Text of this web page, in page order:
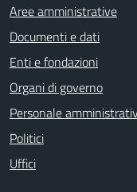
Aree amministrative
Documenti e dati
Enti e fondazioni
Organi di governo
Personale
Politici
Uffici